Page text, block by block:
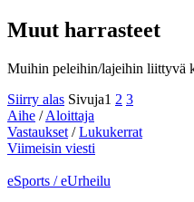
Muut harrasteet
Muihin peleihin/lajeihin liittyvä
Siirry alas Sivuja1 2 3
Aihe /Aloittaja
Vastaukset /Lukukerrat
Viimeisin viesti
eSports / eUrheilu